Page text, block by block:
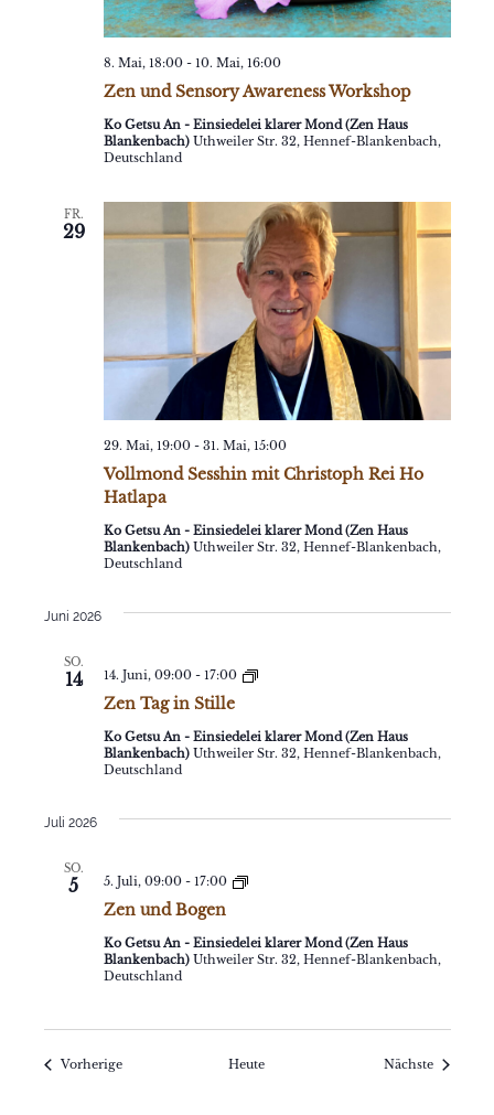
Zen und Sensory Awareness Workshop
8. Mai, 18:00- 10. Mai, 16:00
Ko Getsu An - Einsiedelei klarer Mond (Zen Haus
Blankenbach) Uthweiler Str. 32, Hennef-Blankenbach,
Deutschland
FR.
29
Vollmond Sesshin mit Christoph Rei Ho
Hatlapa
29. Mai, 19:00- 31. Mai, 15:00
Ko Getsu An - Einsiedelei klarer Mond (Zen Haus
Blankenbach) Uthweiler Str. 32, Hennef-Blankenbach,
Deutschland
Juni 2026
SO.
14
Zen Tag in Stille
14. Juni, 09:00- 17:00
Zen
Ko Getsu An - Einsiedelei klarer Mond (Zen Haus
Blankenbach) Uthweiler Str. 32, Hennef-Blankenbach,
Deutschland
Juli 2026
SO.
5
Zen und Bogen
5. Juli, 09:00- 17:00
Zen
Ko Getsu An - Einsiedelei klarer Mond (Zen Haus
Blankenbach) Uthweiler Str. 32, Hennef-Blankenbach,
Deutschland
VorherigeVeranstaltungen Heute Nächste